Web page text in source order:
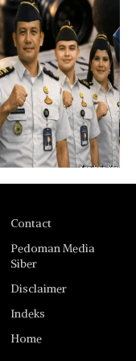
Contact
Pedoman Media
Siber
Disclaimer
Indeks
Home